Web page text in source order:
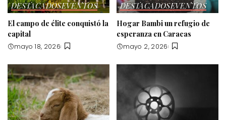
DESTACADOSEVENTOS
El campo de élite conquistó la
capital
mayo 18, 2026
DESTACADOSEVENTOS
Hogar Bambi un refugio de
esperanza en Caracas
mayo 2, 2026